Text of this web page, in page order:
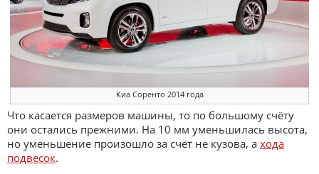
Киа Соренто 2014 года
Что касается размеров машины, то по большому счёту
они остались прежними. На 10 мм уменьшилась высота,
но уменьшение произошло за счёт не кузова, а хода
подвесок.